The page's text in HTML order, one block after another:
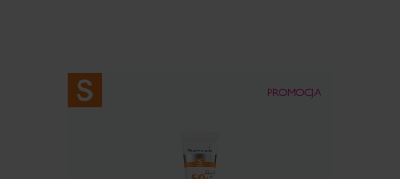
PROMOCJA